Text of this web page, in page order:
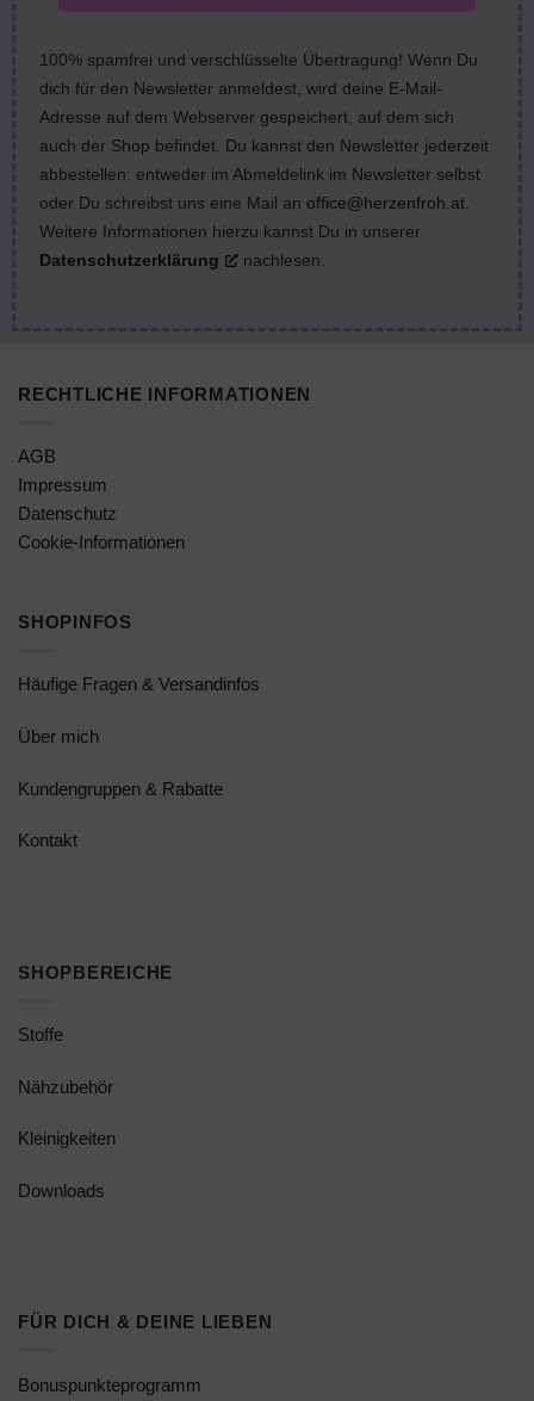
100% spamfrei und verschlüsselte Übertragung! Wenn Du
dich für den Newsletter anmeldest, wird deine E-Mail-
Adresse auf dem Webserver gespeichert, auf dem sich
auch der Shop befindet. Du kannst den Newsletter jederzeit
abbestellen: entweder im Abmeldelink im Newsletter selbst
oder Du schreibst uns eine Mail an office@herzenfroh.at
Weitere Informationen hierzu kannst Du in unserer
Datenschutzerklärung
nachlesen.
RECHTLICHE INFORMATIONEN
AGB
Impressum
Datenschutz
Cookie-Informationen
SHOPINFOS
Häufige Fragen & Versandinfos
Über mich
Kundengruppen & Rabatte
Kontakt
SHOPBEREICHE
Stoffe
Nähzubehör
Kleinigkeiten
Downloads
FÜR DICH & DEINE LIEBEN
Bonuspunkteprogramm